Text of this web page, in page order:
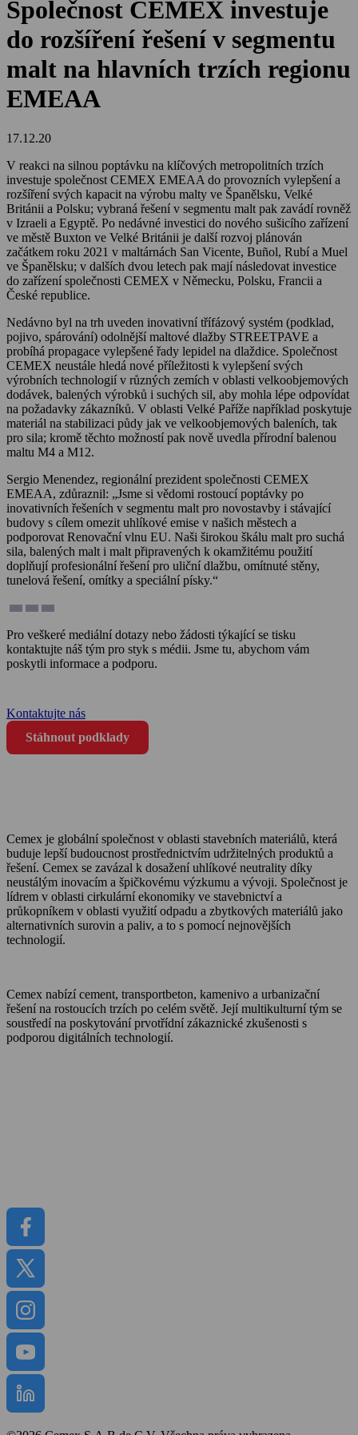
Společnost CEMEX investuje
do rozšíření řešení v segmentu
malt na hlavních trzích regionu
EMEAA
17.12.20
V reakci na silnou poptávku na klíčových metropolitních trzích
investuje společnost CEMEX EMEAA do provozních vylepšení a
rozšíření svých kapacit na výrobu malty ve Španělsku, Velké
Británii a Polsku; vybraná řešení v segmentu malt pak zavádí rovněž
v Izraeli a Egyptě. Po nedávné investici do nového sušicího zařízení
ve městě Buxton ve Velké Británii je další rozvoj plánován
začátkem roku 2021 v maltárnách San Vicente, Buñol, Rubí a Muel
ve Španělsku; v dalších dvou letech pak mají následovat investice
do zařízení společnosti CEMEX v Německu, Polsku, Francii a
České republice.
Nedávno byl na trh uveden inovativní třífázový systém (podklad,
pojivo, spárování) odolnější maltové dlažby STREETPAVE a
probíhá propagace vylepšené řady lepidel na dlaždice. Společnost
CEMEX neustále hledá nové příležitosti k vylepšení svých
výrobních technologií v různých zemích v oblasti velkoobjemových
dodávek, balených výrobků i suchých sil, aby mohla lépe odpovídat
na požadavky zákazníků. V oblasti Velké Paříže například poskytuje
materiál na stabilizaci půdy jak ve velkoobjemových baleních, tak
pro sila; kromě těchto možností pak nově uvedla přírodní balenou
maltu M4 a M12.
Sergio Menendez, regionální prezident společnosti CEMEX
EMEAA, zdůraznil: „Jsme si vědomi rostoucí poptávky po
inovativních řešeních v segmentu malt pro novostavby i stávající
budovy s cílem omezit uhlíkové emise v našich městech a
podporovat Renovační vlnu EU. Naši širokou škálu malt pro suchá
sila, balených malt i malt připravených k okamžitému použití
doplňují profesionální řešení pro uliční dlažbu, omítnuté stěny,
tunelová řešení, omítky a speciální písky.“
Pro veškeré mediální dotazy nebo žádosti týkající se tisku
kontaktujte náš tým pro styk s médii. Jsme tu, abychom vám
poskytli informace a podporu.
Kontaktujte nás
Stáhnout podklady
Cemex je globální společnost v oblasti stavebních materiálů, která
buduje lepší budoucnost prostřednictvím udržitelných produktů a
řešení. Cemex se zavázal k dosažení uhlíkové neutrality díky
neustálým inovacím a špičkovému výzkumu a vývoji. Společnost je
lídrem v oblasti cirkulární ekonomiky ve stavebnictví a
průkopníkem v oblasti využití odpadu a zbytkových materiálů jako
alternativních surovin a paliv, a to s pomocí nejnovějších
technologií.
Cemex nabízí cement, transportbeton, kamenivo a urbanizační
řešení na rostoucích trzích po celém světě. Její multikulturní tým se
soustředí na poskytování prvotřídní zákaznické zkušenosti s
podporou digitálních technologií.